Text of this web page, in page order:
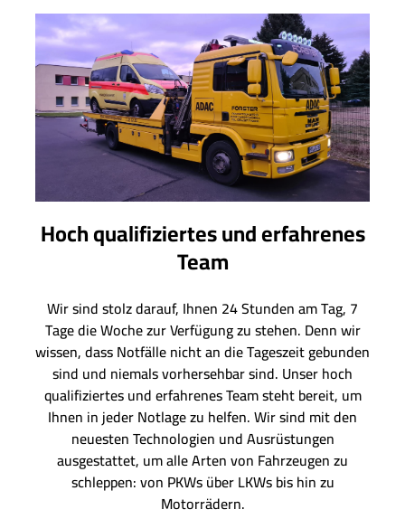
Hoch qualifiziertes und erfahrenes
Team
Wir sind stolz darauf, Ihnen 24 Stunden am Tag, 7
Tage die Woche zur Verfügung zu stehen. Denn wir
wissen, dass Notfälle nicht an die Tageszeit gebunden
sind und niemals vorhersehbar sind. Unser hoch
qualifiziertes und erfahrenes Team steht bereit, um
Ihnen in jeder Notlage zu helfen. Wir sind mit den
neuesten Technologien und Ausrüstungen
ausgestattet, um alle Arten von Fahrzeugen zu
schleppen: von PKWs über LKWs bis hin zu
Motorrädern.